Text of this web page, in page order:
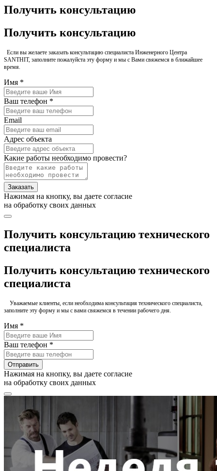
Получить консультацию
Получить консультацию
Если вы желаете заказать консультацию специалиста Инженерного Центра
SANTHIT, заполните пожалуйста эту форму и мы с Вами свяжемся в ближайшее
время.
Имя *
Ваш телефон *
Email
Адрес объекта
Какие работы необходимо провести?
Заказать
Нажимая на кнопку, вы даете согласие
на обработку своих данных
Получить консультацию технического
специалиста
Получить консультацию технического
специалиста
Уважаемые клиенты, если необходима консультация технического специалиста,
заполните эту форму и мы с вами свяжемся в течении рабочего дня.
Имя *
Ваш телефон *
Отправить
Нажимая на кнопку, вы даете согласие
на обработку своих данных